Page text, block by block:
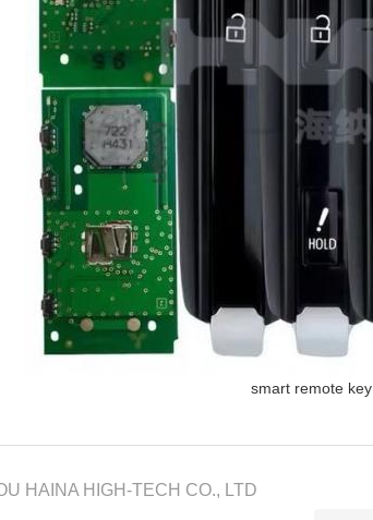
smart remote key
HAINA HIGH-TECH CO., LTD.